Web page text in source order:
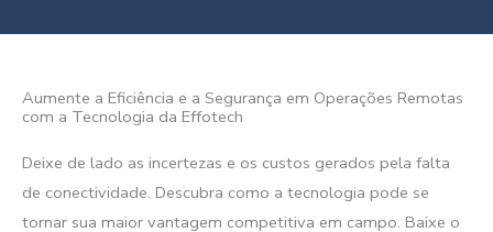
Aumente a Eficiência e a Segurança em Operações Remotas
com a Tecnologia da Effotech
Deixe de lado as incertezas e os custos gerados pela falta
de conectividade. Descubra como a tecnologia pode se
tornar sua maior vantagem competitiva em campo. Baixe o